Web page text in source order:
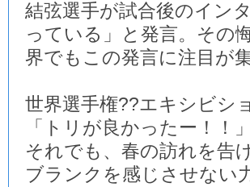
結弦選手が試合後のイン
っている」と発言。その
界でもこの発言に注目が
世界選手権??エキシビシ
「トリが良かったー！！
それでも、春の訪れを告
ブランクを感じさせない